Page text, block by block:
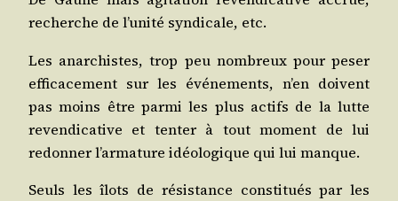
recherche de l’u­ni­té syn­di­cale, etc.
Les anar­chistes, trop peu nom­breux pour peser
effi­ca­ce­ment sur les évé­ne­ments, n’en doivent
pas moins être par­mi les plus actifs de la lutte
reven­di­ca­tive et ten­ter à tout moment de lui
redon­ner l’ar­ma­ture idéo­lo­gique qui lui manque.
Seuls les îlots de résis­tance consti­tués par les